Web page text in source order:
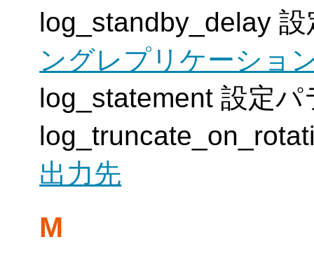
log_standby_delay
ングレプリケーショ
log_statement 設定
出力先
M